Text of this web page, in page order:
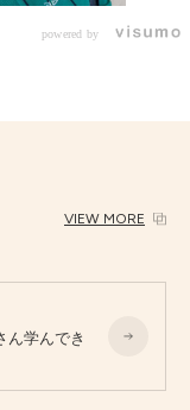
powered by
VIEW MORE
ん学んでき